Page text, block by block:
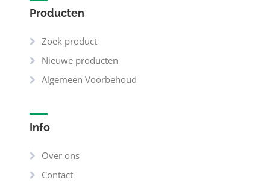
Producten
Zoek product
Nieuwe producten
Algemeen Voorbehoud
Info
Over ons
Contact